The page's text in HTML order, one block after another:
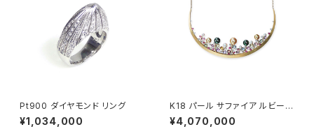
Pt900 ダイヤモンド リング
¥1,034,000
K18 パール サファイア ルビー
ダイヤモンド ネックレス
¥4,070,000